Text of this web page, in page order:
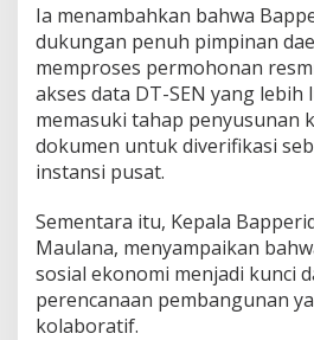
Ia menambahkan bahwa
dukungan penuh pimpinan
memproses permohonan
akses data DT-SEN yang lebih
memasuki tahap penyusunan
dokumen untuk diverifikasi
instansi pusat.
Sementara itu, Kepala
Maulana, menyampaikan
sosial ekonomi menjadi kunci
perencanaan pembangunan
kolaboratif.